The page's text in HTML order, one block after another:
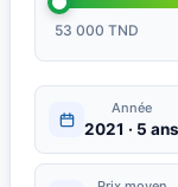
53 000 TND
Année
2021 · 5 ans